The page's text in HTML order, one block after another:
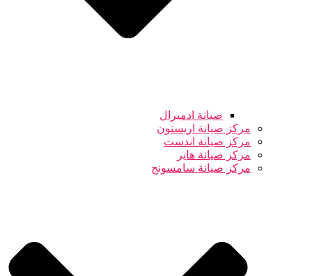
صيانة ادميرال
مركز صيانة اريستون
مركز صيانة اندست
مركز صيانة هاير
مركز صيانة سامسونج